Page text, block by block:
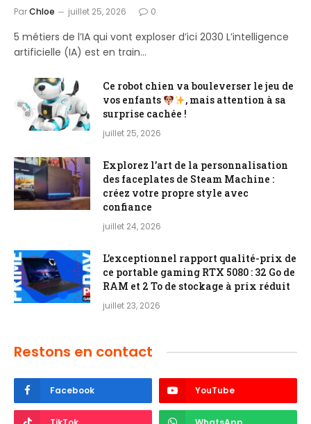
ParChloe juillet 25, 2026 0
5 métiers de l’IA qui vont exploser d’ici 2030 L’intelligence
artificielle (IA) est en train…
Ce robot chien va bouleverser le jeu de
vos enfants
, mais attention à sa
surprise cachée !
juillet 25, 2026
Explorez l’art de la personnalisation
des faceplates de Steam Machine :
créez votre propre style avec
confiance
juillet 24, 2026
L’exceptionnel rapport qualité-prix de
ce portable gaming RTX 5080 : 32 Go de
RAM et 2 To de stockage à prix réduit
juillet 23, 2026
Restons en contact
Facebook YouTube